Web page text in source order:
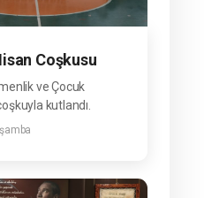
Coşkusu
ve Çocuk
kutlandı.